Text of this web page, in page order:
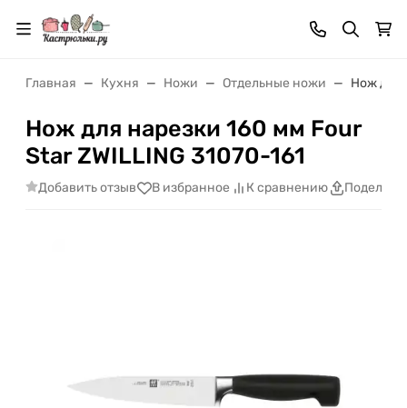
Главная Кухня Ножи Отдельные ножи Нож для
Нож для нарезки 160 мм Four
Star ZWILLING 31070-161
Добавить отзыв В избранное К сравнению